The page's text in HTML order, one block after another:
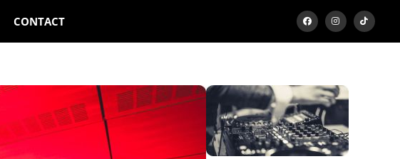
CONTACT
Exponeringstid
1/13 sek
Bländare
f/7.1
Kamera